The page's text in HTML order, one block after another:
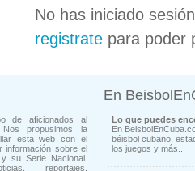
No has iniciado
registrate para poder
de aficionados al
propusimos la
esta web con el
información sobre el
su Serie Nacional.
reportajes,
En
Lo que puedes
En
béisbol cubano,
los juegos y más...